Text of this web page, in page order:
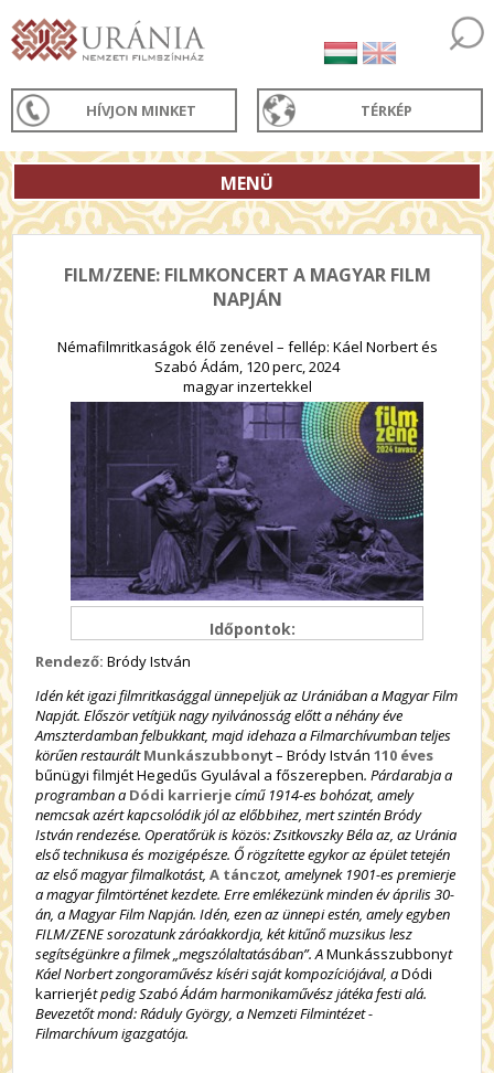
HÍVJON MINKET TÉRKÉP
MENÜ
FILM/ZENE: FILMKONCERT A MAGYAR FILM
NAPJÁN
Némafilmritkaságok élő zenével – fellép: Káel Norbert és
Szabó Ádám, 120 perc, 2024
magyar inzertekkel
Időpontok:
Rendező: Bródy István
Idén két igazi filmritkasággal ünnepeljük az Urániában a Magyar Film
Napját. Először vetítjük nagy nyilvánosság előtt a néhány éve
Amszterdamban felbukkant, majd idehaza a Filmarchívumban teljes
körűen restauráltMunkászubbonyt – Bródy István110 éves
bűnügyi filmjét Hegedűs Gyulával a főszerepben. Párdarabja a
programban a Dódi karrierjecímű 1914-es bohózat, amely
nemcsak azért kapcsolódik jól az előbbihez, mert szintén Bródy
István rendezése. Operatőrük is közös: Zsitkovszky Béla az, az Uránia
első technikusa és mozigépésze. Ő rögzítette egykor az épület tetején
az első magyar filmalkotást,A tánczot, amelynek 1901-es premierje
a magyar filmtörténet kezdete. Erre emlékezünk minden év április 30-
án, a Magyar Film Napján. Idén, ezen az ünnepi estén, amely egyben
FILM/ZENE sorozatunk záróakkordja, két kitűnő muzsikus lesz
segítségünkre a filmek „megszólaltatásában”. AMunkásszubbonyt
Káel Norbert zongoraművész kíséri saját kompozíciójával, aDódi
karrierjét pedig Szabó Ádám harmonikaművész játéka festi alá.
Bevezetőt mond: Ráduly György, a Nemzeti Filmintézet -
Filmarchívum igazgatója.